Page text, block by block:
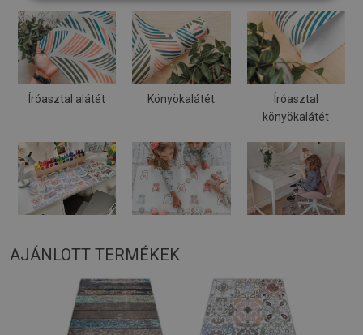
Íróasztal alátét Könyökalátét
Íróasztal
könyökalátét
AJÁNLOTT TERMÉKEK